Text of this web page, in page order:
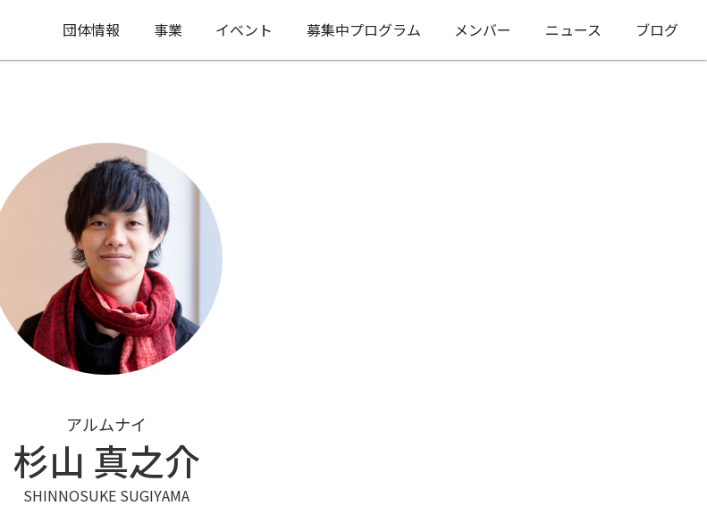
団体情報 事業 イベント 募集中プログラム メンバー ニュース ブログ
アルムナイ
杉山 真之介
SHINNOSUKE SUGIYAMA